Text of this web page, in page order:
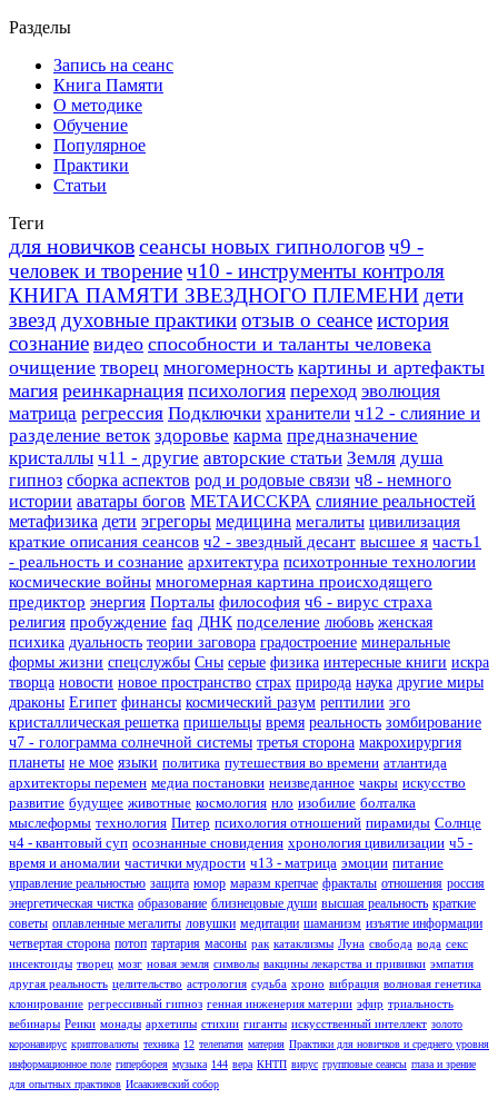
Разделы
Запись на сеанс
Книга Памяти
О методике
Обучение
Популярное
Практики
Статьи
Теги
для новичковсеансы новых гипнологовч9 -
человек и творениеч10 - инструменты контроля
КНИГА ПАМЯТИ ЗВЕЗДНОГО ПЛЕМЕНИ дети
звезд духовные практикиотзыв о сеансеистория
сознание видео способности и таланты человека
очищение творец многомерность картины и артефакты
магия реинкарнация психология переход эволюция
матрица регрессия Подключки хранители ч12 - слияние и
разделение веток здоровье карма предназначение
кристаллы ч11 - другие авторские статьи Земля душа
гипноз сборка аспектов род и родовые связи ч8 - немного
истории аватары богов МЕТАИССКРА слияние реальностей
метафизика дети эгрегоры медицина мегалиты цивилизация
краткие описания сеансов ч2 - звездный десант высшее я часть1
- реальность и сознание архитектура психотронные технологии
космические войны многомерная картина происходящего
предиктор энергия Порталы философия ч6 - вирус страха
религия пробуждение faq ДНК подселение любовь женская
психика дуальность теории заговора градостроение минеральные
формы жизни спецслужбы Сны серые физика интересные книги искра
творца новости новое пространство страх природа наука другие миры
драконы Египет финансы космический разум рептилии эго
кристаллическая решетка пришельцы время реальность зомбирование
ч7 - голограмма солнечной системы третья сторона макрохирургия
планеты не мое языки политика путешествия во времени атлантида
архитекторы перемен медиа постановки неизведанное чакры искусство
развитие будущее животные космология нло изобилие болталка
мыслеформы технология Питер психология отношений пирамиды Солнце
ч4 - квантовый суп осознанные сновидения хронология цивилизации ч5 -
время и аномалии частички мудрости ч13 - матрица эмоции питание
управление реальностью защита юмор маразм крепчае фракталы отношения россия
энергетическая чистка образование близнецовые души высшая реальность краткие
советы оплавленные мегалиты ловушки медитации шаманизм изъятие информации
четвертая сторона потоп тартария масоны рак катаклизмы Луна свобода вода секс
инсектоиды творец мозг новая земля символы вакцины лекарства и прививки эмпатия
другая реальность целительство астрология судьба хроно вибрация волновая генетика
клонирование регрессивный гипноз генная инженерия материи эфир триальность
вебинары Реики монады архетипы стихии гиганты искусственный интеллект золото
коронавирус криптовалюты техника 12 телепатия материя Практики для новичков и среднего уровня
информационное поле гиперборея музыка 144 вера КНТП вирус групповые сеансы глаза и зрение
для опытных практиков Исаакиевский собор